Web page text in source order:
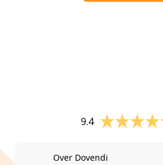
9.4
Over Dovendi